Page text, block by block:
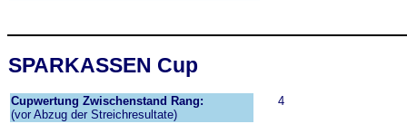
SPARKASSEN Cup
Cupwertung Zwischenstand Rang:
(vor Abzug der Streichresultate)
4